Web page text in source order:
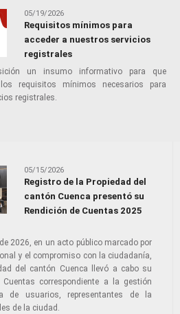
05/19/2026
Requisitos mínimos para
acceder a nuestros servicios
registrales
un insumo informativo para que
requisitos mínimos necesarios para
registrales.
05/15/2026
Registro de la Propiedad del
cantón Cuenca presentó su
Rendición de Cuentas 2025
2026, en un acto público marcado por
y el compromiso con la ciudadanía,
del cantón Cuenca llevó a cabo su
correspondiente a la gestión
de usuarios, representantes de la
de la ciudad.